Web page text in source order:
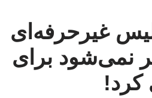
غیرحرفه‌ای
نمی‌شود برای
کرد!